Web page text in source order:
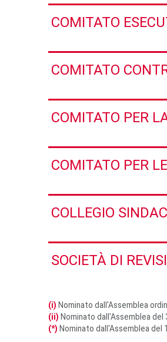
COMITATO
COMITATO
COMITATO PER
COMITATO PER
COLLEGIO
SOCIETÀ DI
(i) Nominato dall'Assemblea
(ii) Nominato dall'Assemblea
(*) Nominato dall'Assemblea